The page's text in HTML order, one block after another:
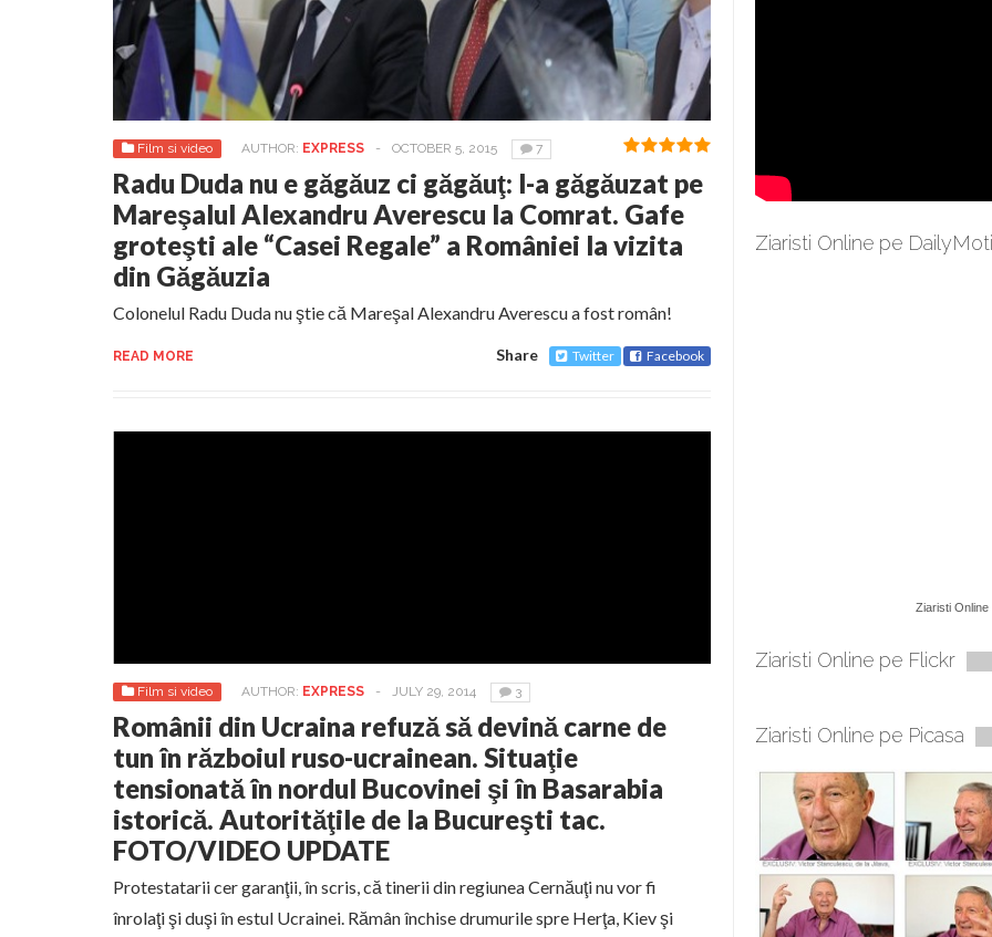
Film si video AUTHOR: EXPRESS - OCTOBER 5, 2015 7
Radu Duda nu e găgăuz ci găgăuţ: l-a găgăuzat pe
Mareşalul Alexandru Averescu la Comrat. Gafe
groteşti ale “Casei Regale” a României la vizita
din Găgăuzia
Colonelul Radu Duda nu ştie că Mareşal Alexandru Averescu a fost român!
READ MORE Share Twitter Facebook
Film si video AUTHOR: EXPRESS - JULY 29, 2014 3
Românii din Ucraina refuză să devină carne de
tun în războiul ruso-ucrainean. Situaţie
tensionată în nordul Bucovinei şi în Basarabia
istorică. Autorităţile de la Bucureşti tac.
FOTO/VIDEO UPDATE
Protestatarii cer garanţii, în scris, că tinerii din regiunea Cernăuţi nu vor fi
înrolaţi şi duşi în estul Ucrainei. Rămân închise drumurile spre Herţa, Kiev şi
Ziaristi Online pe
Ziaristi Online
Ziaristi Online pe Flickr
Ziaristi Online pe Picasa